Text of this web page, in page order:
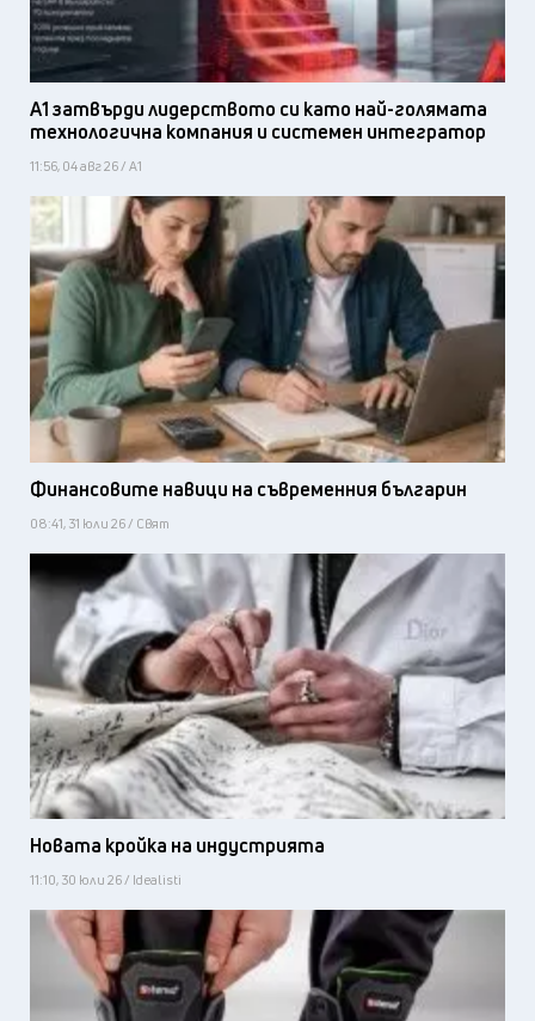
А1 затвърди лидерството си като най-голямата
технологична компания и системен интегратор
11:56, 04 авг 26 / А1
Финансовите навици на съвременния българин
08:41, 31 юли 26 / Свят
Новата кройка на индустрията
11:10, 30 юли 26 / Idealisti